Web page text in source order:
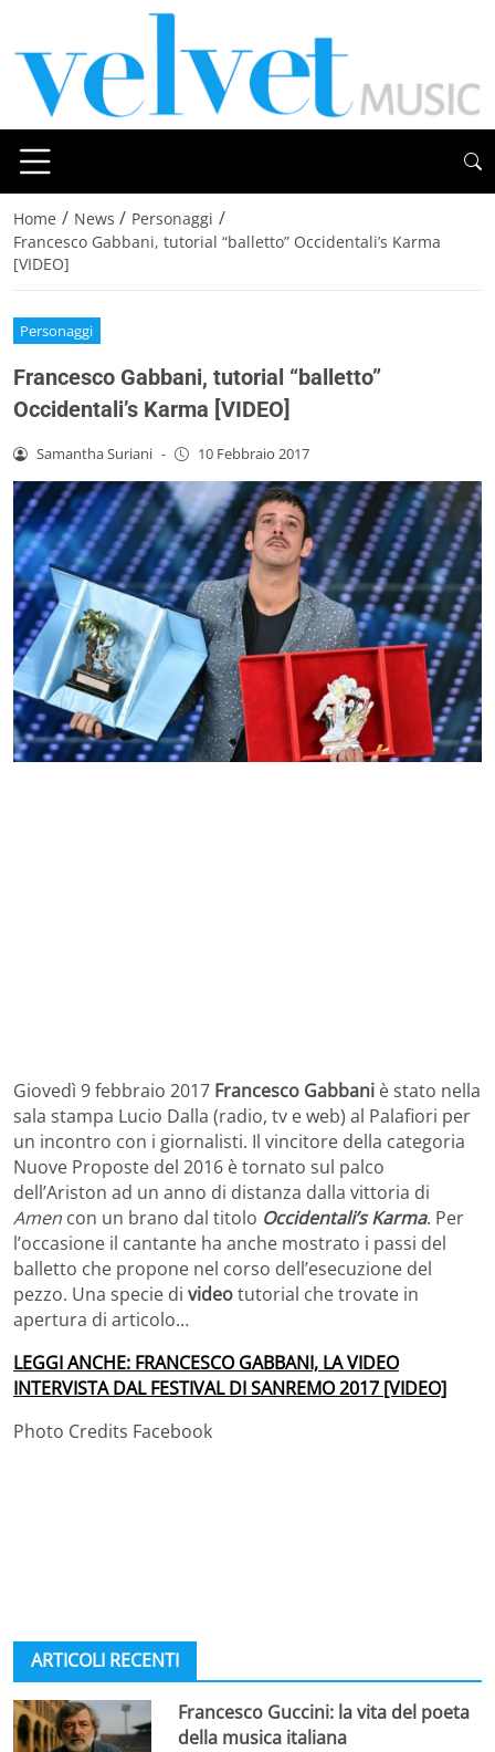
Home / News / Personaggi /
Francesco Gabbani, tutorial “balletto” Occidentali’s Karma
[VIDEO]
Personaggi
Francesco Gabbani, tutorial “balletto”
Occidentali’s Karma [VIDEO]
Samantha Suriani - 10 Febbraio 2017
Giovedì 9 febbraio 2017 Francesco Gabbani è stato nella
sala stampa Lucio Dalla (radio, tv e web) al Palafiori per
un incontro con i giornalisti. Il vincitore della categoria
Nuove Proposte del 2016 è tornato sul palco
dell’Ariston ad un anno di distanza dalla vittoria di
Amen con un brano dal titolo Occidentali’s Karma. Per
l’occasione il cantante ha anche mostrato i passi del
balletto che propone nel corso dell’esecuzione del
pezzo. Una specie di videotutorial che trovate in
apertura di articolo…
LEGGI ANCHE: FRANCESCO GABBANI, LA VIDEO
INTERVISTA DAL FESTIVAL DI SANREMO 2017 [VIDEO]
Photo Credits Facebook
ARTICOLI RECENTI
Francesco Guccini: la vita del poeta
della musica italiana